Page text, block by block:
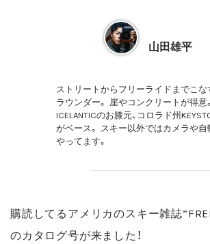
山田雄平
ストリートからフリーライドまでこ
ラウンダー。 崖やコンクリートが得意。
ICELANTICのお膝元、コロラド州
がベース。 スキー以外ではカメラや自
やってます。
購読してるアメリカのスキー雑誌
のカタログ号が来ました！